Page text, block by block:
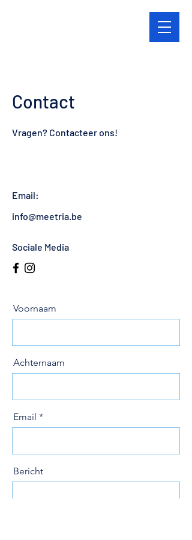
Contact
Vragen? Contacteer ons!
Email:
info@meetria.be
Sociale Media
Voornaam
Achternaam
Email
Bericht